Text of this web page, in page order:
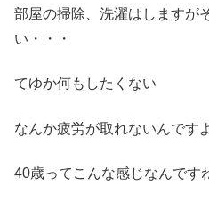
部屋の掃除、洗濯はしますが
い・・・
てゆか何もしたくない
なんか疲労が取れないんです
40歳ってこんな感じなんです